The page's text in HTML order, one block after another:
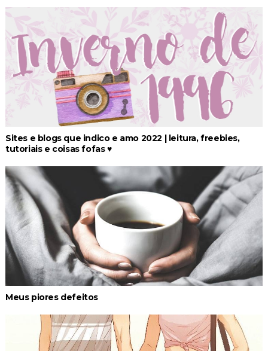
Sites e blogs que indico e amo 2022 | leitura, freebies,
tutoriais e coisas fofas ♥
Meus piores defeitos